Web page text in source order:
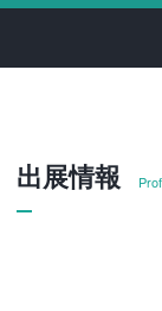
出展情報